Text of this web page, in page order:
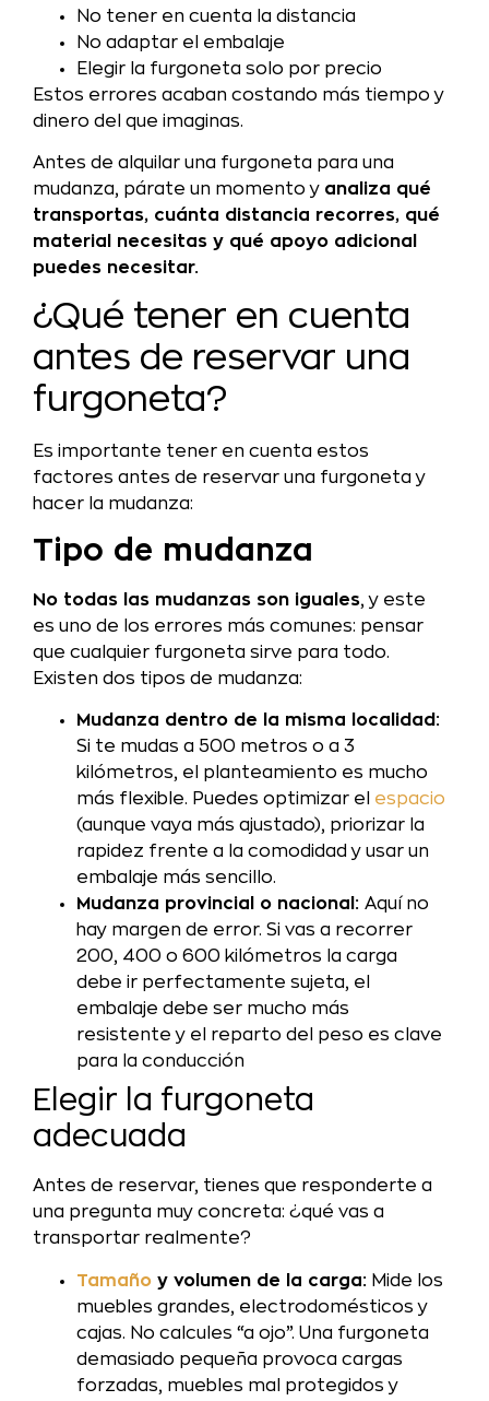
No tener en cuenta la distancia
No adaptar el embalaje
Elegir la furgoneta solo por precio
Estos errores acaban costando más tiempo y
dinero del que imaginas.
Antes de alquilar una furgoneta para una
mudanza, párate un momento y analiza qué
transportas, cuánta distancia recorres, qué
material necesitas y qué apoyo adicional
puedes necesitar.
¿Qué tener en cuenta
antes de reservar una
furgoneta?
Es importante tener en cuenta estos
factores antes de reservar una furgoneta y
hacer la mudanza:
Tipo de mudanza
No todas las mudanzas son iguales, y este
es uno de los errores más comunes: pensar
que cualquier furgoneta sirve para todo.
Existen dos tipos de mudanza:
Mudanza dentro de la misma localidad:
Si te mudas a 500 metros o a 3
kilómetros, el planteamiento es mucho
más flexible. Puedes optimizar el espacio
(aunque vaya más ajustado), priorizar la
rapidez frente a la comodidad y usar un
embalaje más sencillo.
Mudanza provincial o nacional: Aquí no
hay margen de error. Si vas a recorrer
200, 400 o 600 kilómetros la carga
debe ir perfectamente sujeta, el
embalaje debe ser mucho más
resistente y el reparto del peso es clave
para la conducción
Elegir la furgoneta
adecuada
Antes de reservar, tienes que responderte a
una pregunta muy concreta: ¿qué vas a
transportar realmente?
Tamaño y volumen de la carga: Mide los
muebles grandes, electrodomésticos y
cajas. No calcules “a ojo”. Una furgoneta
demasiado pequeña provoca cargas
forzadas, muebles mal protegidos y